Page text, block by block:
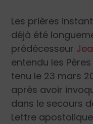
Les prières
déjà été
prédécesseur
entendu les
tenu le 23 mars
après avoir
dans le secours
Lettre